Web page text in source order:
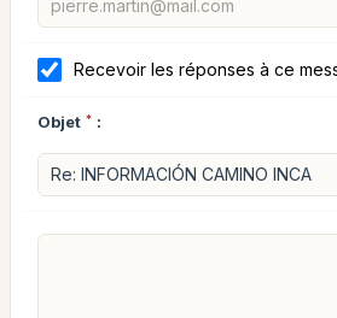
Recevoir les réponses à ce
Objet * :